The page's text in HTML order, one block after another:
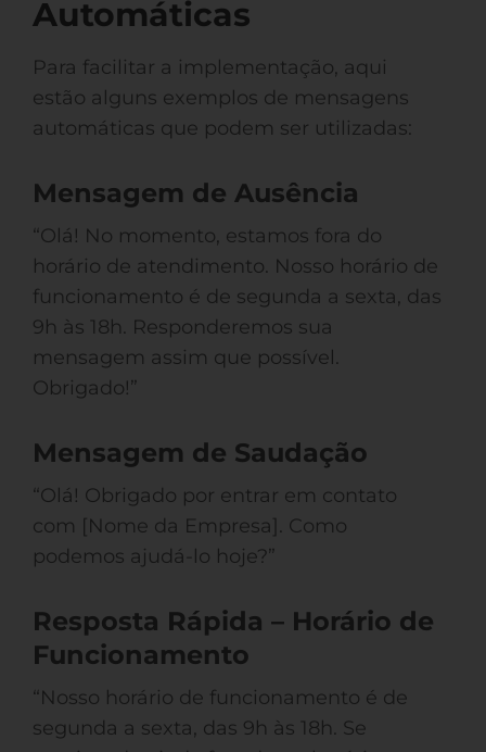
Automáticas
Para facilitar a implementação, aqui
estão alguns exemplos de mensagens
automáticas que podem ser utilizadas:
Mensagem de Ausência
“Olá! No momento, estamos fora do
horário de atendimento. Nosso horário de
funcionamento é de segunda a sexta, das
9h às 18h. Responderemos sua
mensagem assim que possível.
Obrigado!”
Mensagem de Saudação
“Olá! Obrigado por entrar em contato
com [Nome da Empresa]. Como
podemos ajudá-lo hoje?”
Resposta Rápida – Horário de
Funcionamento
“Nosso horário de funcionamento é de
segunda a sexta, das 9h às 18h. Se